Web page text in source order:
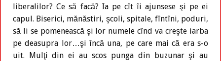
liberalilor? Ce să facă? Ia pe cît îi ajunsese şi pe ei
capul. Biserici, mănăstiri, şcoli, spitale, fîntîni, poduri,
să li se pomenească şi lor numele cînd va creşte iarba
pe deasupra lor…şi încă una, pe care mai că era s-o
uit. Mulţi din ei au scos punga din buzunar şi au